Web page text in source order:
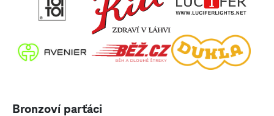
Bronzoví parťáci